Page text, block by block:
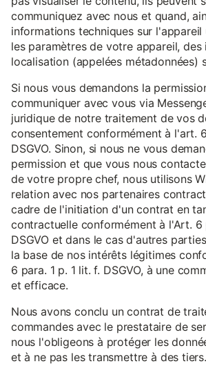
communiquez avec nous et quand,
informations techniques sur l'appareil
les paramètres de votre appareil,
localisation (appelées métadonnées)
Si nous vous demandons la
communiquer avec vous via
juridique de notre traitement de vos
consentement conformément à l'art.
DSGVO. Sinon, si nous ne vous
permission et que vous nous
de votre propre chef, nous utilisons
relation avec nos partenaires
cadre de l'initiation d'un contrat en
contractuelle conformément à l'Art. 6
DSGVO et dans le cas d'autres
la base de nos intérêts légitimes
6 para. 1 p. 1 lit. f. DSGVO, à une
et efficace.
Nous avons conclu un contrat de
commandes avec le prestataire de
nous l'obligeons à protéger les
et à ne pas les transmettre à des tiers.